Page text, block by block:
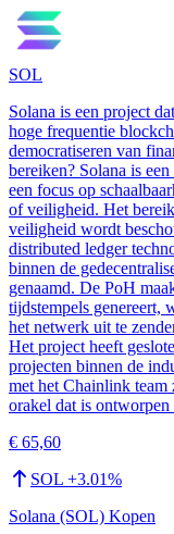
SOL
Solana is een project
hoge frequentie
democratiseren van
bereiken? Solana is
een focus op
of veiligheid. Het
veiligheid wordt
distributed ledger
binnen de
genaamd. De PoH
tijdstempels genereert,
het netwerk uit te
Het project heeft
projecten binnen de
met het Chainlink team
orakel dat is
€ 65,60
SOL +3.01%
Solana (SOL) Kopen